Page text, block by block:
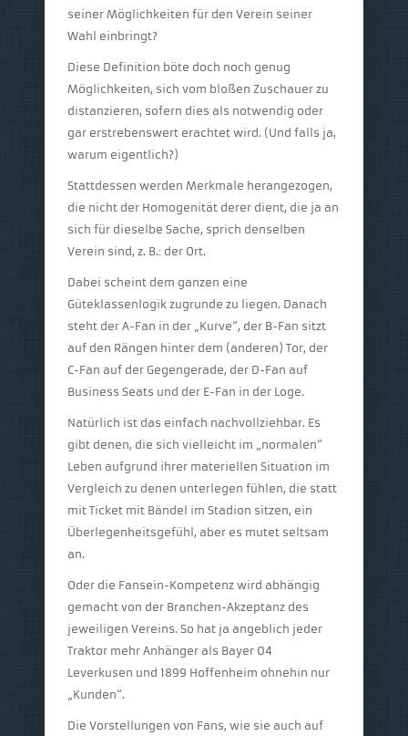
seiner Möglichkeiten für den Verein seiner
Wahl einbringt?
Diese Definition böte doch noch genug
Möglichkeiten, sich vom bloßen Zuschauer zu
distanzieren, sofern dies als notwendig oder
gar erstrebenswert erachtet wird. (Und falls ja,
warum eigentlich?)
Stattdessen werden Merkmale herangezogen,
die nicht der Homogenität derer dient, die ja an
sich für dieselbe Sache, sprich denselben
Verein sind, z. B.: der Ort.
Dabei scheint dem ganzen eine
Güteklassenlogik zugrunde zu liegen. Danach
steht der A-Fan in der „Kurve“, der B-Fan sitzt
auf den Rängen hinter dem (anderen) Tor, der
C-Fan auf der Gegengerade, der D-Fan auf
Business Seats und der E-Fan in der Loge.
Natürlich ist das einfach nachvollziehbar. Es
gibt denen, die sich vielleicht im „normalen“
Leben aufgrund ihrer materiellen Situation im
Vergleich zu denen unterlegen fühlen, die statt
mit Ticket mit Bändel im Stadion sitzen, ein
Überlegenheitsgefühl, aber es mutet seltsam
an.
Oder die Fansein-Kompetenz wird abhängig
gemacht von der Branchen-Akzeptanz des
jeweiligen Vereins. So hat ja angeblich jeder
Traktor mehr Anhänger als Bayer 04
Leverkusen und 1899 Hoffenheim ohnehin nur
„Kunden“.
Die Vorstellungen von Fans, wie sie auch auf